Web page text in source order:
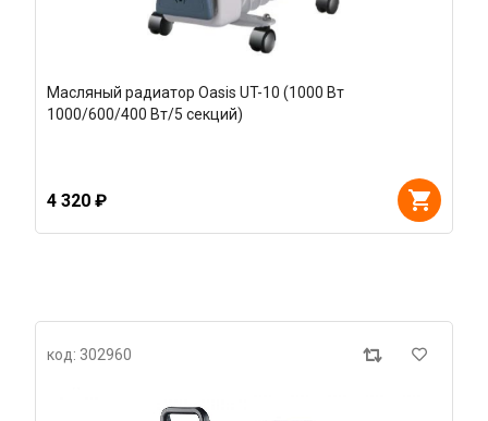
Масляный радиатор Oasis UT-10 (1000 Вт
1000/600/400 Вт/5 секций)
4 320 ₽
код: 302960